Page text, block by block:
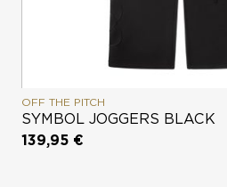
OFF THE PITCH
SYMBOL JOGGERS BLACK
139,95 €